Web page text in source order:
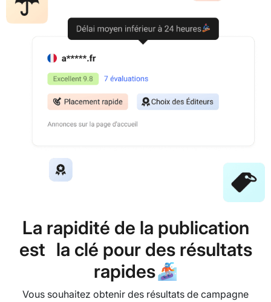
La rapidité de la publication
est la clé pour des résultats
rapides🏂
Vous souhaitez obtenir des résultats de campagne